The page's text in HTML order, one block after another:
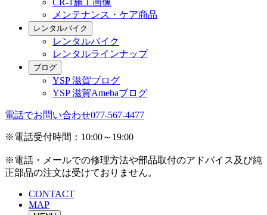
CR-1施工画像
メンテナンス・ケア商品
レンタルバイク
レンタルバイク
レンタルラインナップ
ブログ
YSP 滋賀ブログ
YSP 滋賀Amebaブログ
電話でお問い合わせ077-567-4477
※電話受付時間：10:00～19:00
※電話・メールでの修理方法や部品取付のアドバイス及び純
正部品の注文は受けておりません。
CONTACT
MAP